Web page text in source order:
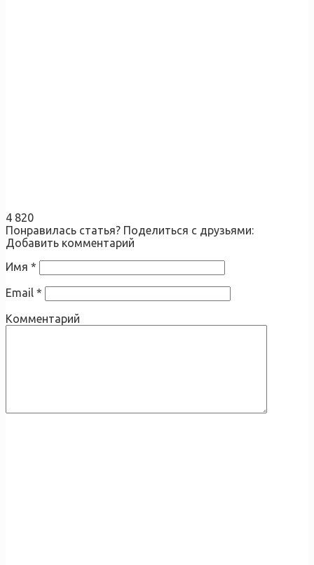
4 820
Понравилась статья? Поделиться с друзьями:
Добавить комментарий
Имя *
Email *
Комментарий